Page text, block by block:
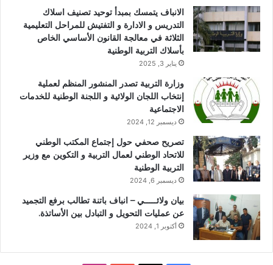
الانباف يتمسك بمبدأ توحيد تصنيف اسلاك
التدريس و الادارة و التفتيش للمراحل التعليمية
الثلاثة في معالجة القانون الأساسي الخاص
بأسلاك التربية الوطنية
يناير 3, 2025
وزارة التربية تصدر المنشور المنظم لعملية
إنتخاب اللجان الولائية و اللجنة الوطنية للخدمات
الاجتماعية
ديسمبر 12, 2024
تصريح صحفي حول إجتماع المكتب الوطني
للاتحاد الوطني لعمال التربية و التكوين مع وزير
التربية الوطنية
ديسمبر 6, 2024
بيان ولائـــــي – انباف باتنة تطالب برفع التجميد
عن عمليات التحويل و التبادل بين الأساتذة.
أكتوبر 1, 2024